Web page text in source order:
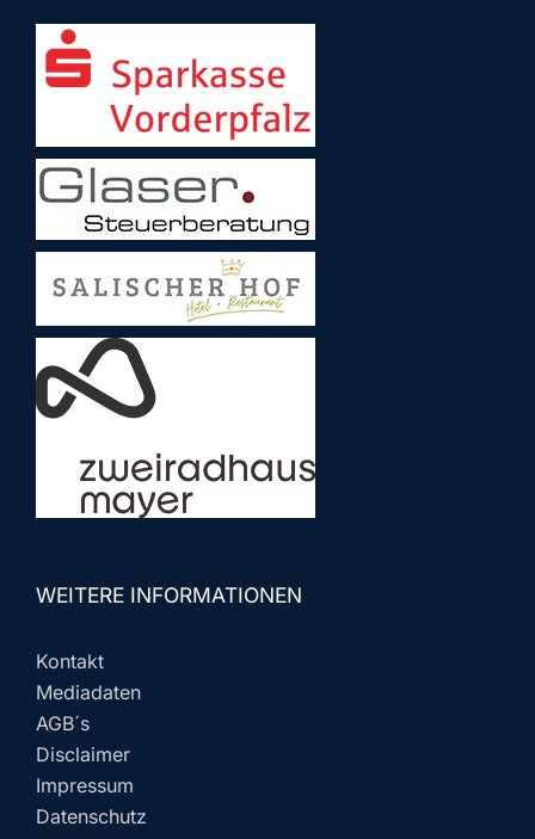
WEITERE INFORMATIONEN
Kontakt
Mediadaten
AGB´s
Disclaimer
Impressum
Datenschutz